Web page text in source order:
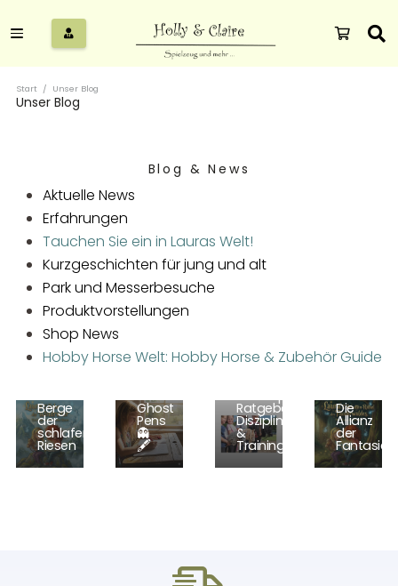
Start / Unser Blog
Unser Blog
Blog & News
Aktuelle News
Erfahrungen
Tauchen Sie ein in Lauras Welt!
Kurzgeschichten für jung und alt
Park und Messerbesuche
Produktvorstellungen
Shop News
Hobby Horse Welt: Hobby Horse & Zubehör Guide
Laura
und
Erbe
Berge
der
schlafenden
Riesen
Nie
wieder
Tintenkiller!
magische
Ghost
Pens
👻
🖋️
Ratgeber,
Disziplinen
&
Trainingstipps
Die
Allianz
der
Fantasie!